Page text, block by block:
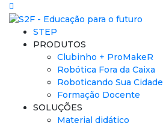
STEP
PRODUTOS
Clubinho + ProMakeR
Robótica Fora da Caixa
Roboticando Sua Cidade
Formação Docente
SOLUÇÕES
Material didático